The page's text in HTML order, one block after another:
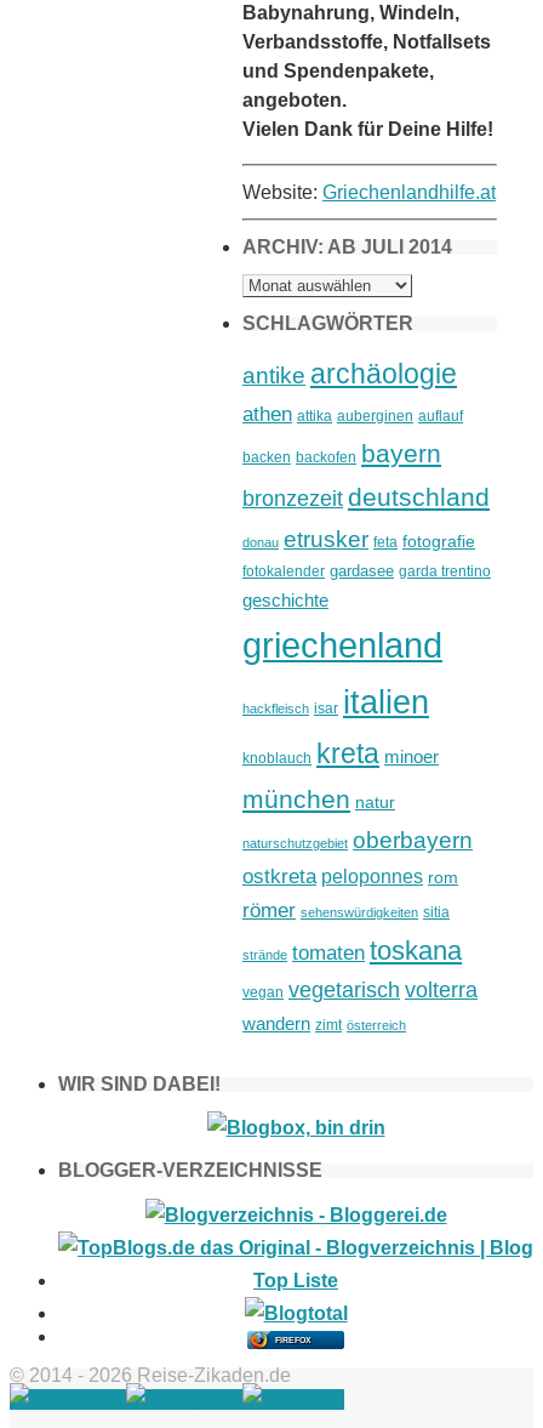
Babynahrung, Windeln,
Verbandsstoffe, Notfallsets
und Spendenpakete,
angeboten.
Vielen Dank für Deine Hilfe!
Website: Griechenlandhilfe.at
ARCHIV: AB JULI 2014
ARCHIV:
AB
2014
SCHLAGWÖRTER
antike archäologie
athen attika auberginen auflauf
backen backofen bayern
bronzezeit deutschland
donau etrusker feta fotografie
fotokalender gardasee garda trentino
geschichte
griechenland
hackfleisch isar italien
knoblauch kreta minoer
münchen natur
naturschutzgebiet oberbayern
ostkreta peloponnes rom
römer sehenswürdigkeiten sitia
strände tomaten toskana
vegan vegetarisch volterra
wandern zimt österreich
WIR SIND DABEI!
BLOGGER-VERZEICHNISSE
FIREFOX
© 2014 - 2026 Reise-Zikaden.de